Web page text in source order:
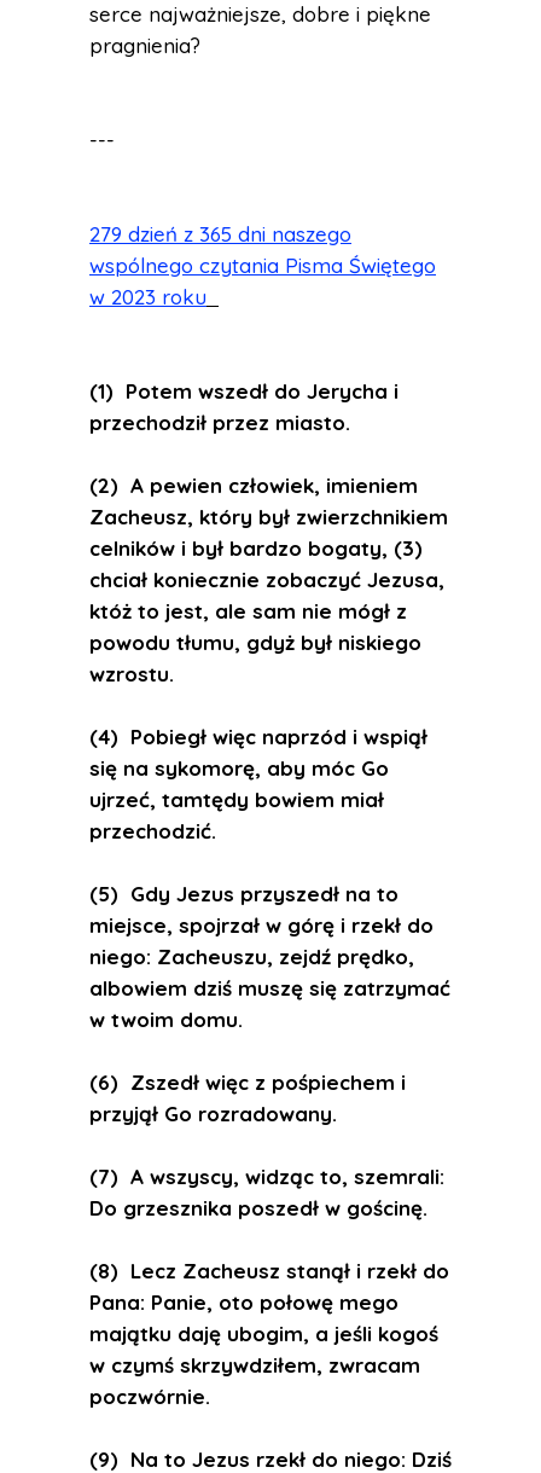
serce najważniejsze, dobre i piękne
pragnienia?
---
279 dzień z 365 dni naszego
wspólnego czytania Pisma Świętego
w 2023 roku
(1) Potem wszedł do Jerycha i
przechodził przez miasto.
(2) A pewien człowiek, imieniem
Zacheusz, który był zwierzchnikiem
celników i był bardzo bogaty, (3)
chciał koniecznie zobaczyć Jezusa,
któż to jest, ale sam nie mógł z
powodu tłumu, gdyż był niskiego
wzrostu.
(4) Pobiegł więc naprzód i wspiął
się na sykomorę, aby móc Go
ujrzeć, tamtędy bowiem miał
przechodzić.
(5) Gdy Jezus przyszedł na to
miejsce, spojrzał w górę i rzekł do
niego: Zacheuszu, zejdź prędko,
albowiem dziś muszę się zatrzymać
w twoim domu.
(6) Zszedł więc z pośpiechem i
przyjął Go rozradowany.
(7) A wszyscy, widząc to, szemrali:
Do grzesznika poszedł w gościnę.
(8) Lecz Zacheusz stanął i rzekł do
Pana: Panie, oto połowę mego
majątku daję ubogim, a jeśli kogoś
w czymś skrzywdziłem, zwracam
poczwórnie.
(9) Na to Jezus rzekł do niego: Dziś